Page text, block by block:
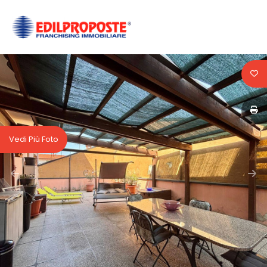
Vedi Più Foto
HOME
CHI
SIAMO
AFFILIATI
VENDITA
AFFITTO
ACQUISIZIONE
Codice
Contratto
Qualsiasi
Vendita
Affitto
Scegli
dove